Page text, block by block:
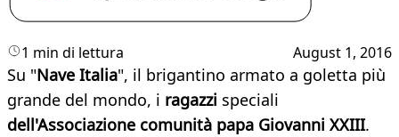
1 min di lettura August 1, 2016
Su "Nave Italia", il brigantino armato a goletta più
grande del mondo, i ragazzi speciali
dell'Associazione comunità papa Giovanni XXIII.